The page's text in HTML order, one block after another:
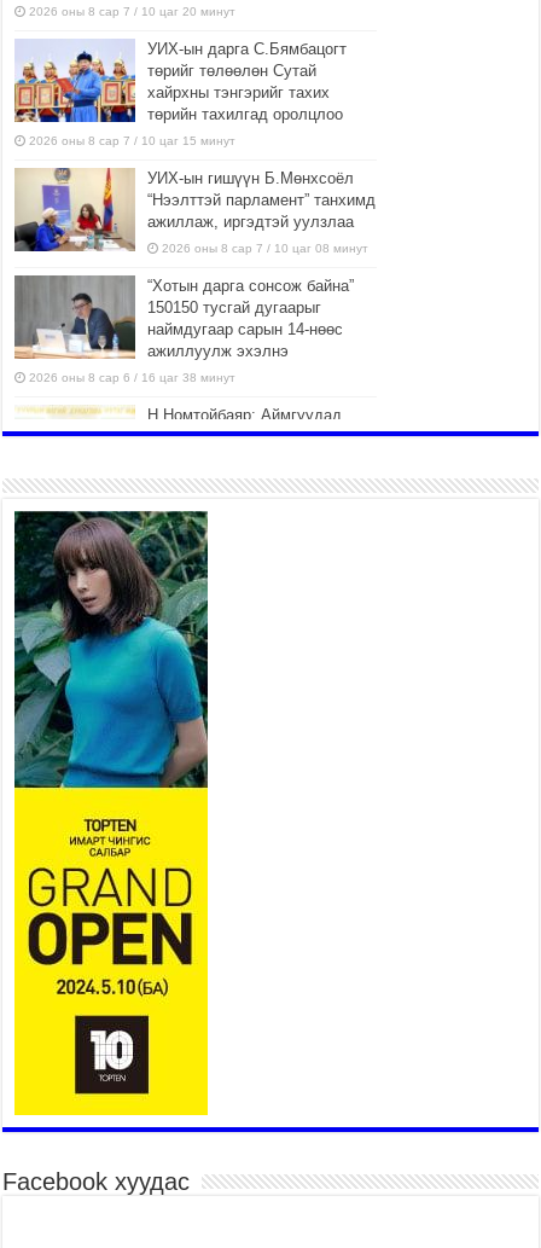
2026 оны 8 сар 7 / 10 цаг 20 минут
УИХ-ын дарга С.Бямбацогт
төрийг төлөөлөн Сутай
хайрхны тэнгэрийг тахих
төрийн тахилгад оролцлоо
2026 оны 8 сар 7 / 10 цаг 15 минут
УИХ-ын гишүүн Б.Мөнхсоёл
“Нээлттэй парламент” танхимд
ажиллаж, иргэдтэй уулзлаа
2026 оны 8 сар 7 / 10 цаг 08 минут
“Хотын дарга сонсож байна”
150150 тусгай дугаарыг
наймдугаар сарын 14-нөөс
ажиллуулж эхэлнэ
2026 оны 8 сар 6 / 16 цаг 38 минут
Н.Номтойбаяр: Аймгуудад
тулгамдаж буй асуудлуудыг
газрын хуралдаанд
2026 оны 8 сар 6 / 16 цаг 34 минут
УИХ-ын дарга С.Бямбацогт
төрийг төлөөлөн Сутай
хайрхны тэнгэрийг тахих
төрийн тахилгад оролцлоо
2026 оны 8 сар 6 / 16 цаг 30 минут
Байнгын хорооны дарга Г.Тэмүүлэн тэргүүтэй
УИХ-ын гишүүд БНСУ-ын Үндэсний Ассамблейн
гишүүдийг хүлээн авч уулзав
2026 оны 8 сар 6 / 16 цаг 24 минут
ТЭЗҮ-ийг боловсруулах ажил 90 хувийн
гүйцэтгэлтэй байна
2026 оны 8 сар 6 / 14 цаг 14 минут
Татварын өрийг барагдуулахдаа орлогын 30
хувийг татвар төлөгчид үлдээхээр хуульчилж,
татварын тайлангаа залруулах хугацааг хоёр
жил болгон сунгажээ
2026 оны 8 сар 6 / 14 цаг 10 минут
Нэгдүгээр хорооллын арын замыг наймдугаар
сарын 6-ны 23:00 цагаас түр хааж, борооны ус
зайлуулах шугамын хөндлөн сэтэлгээ хийнэ
сайд Н.Номтойбаяр Дорноговь аймагт ажиллав
2026 оны 8 сар 6 / 9 цаг 25 минут
Facebook хуудас